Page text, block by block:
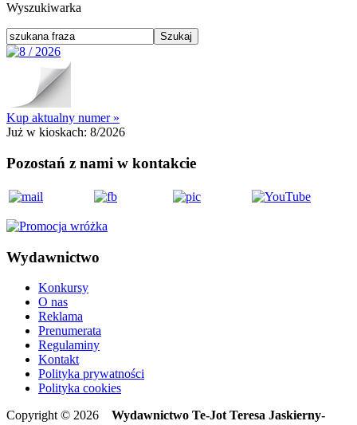
Wyszukiwarka
Kup aktualny numer »
Już w kioskach: 8/2026
Pozostań z nami w kontakcie
Wydawnictwo
Konkursy
O nas
Reklama
Prenumerata
Regulaminy
Kontakt
Polityka prywatności
Polityka cookies
Copyright © 2026 Wydawnictwo Te-Jot Teresa Jaskierny-